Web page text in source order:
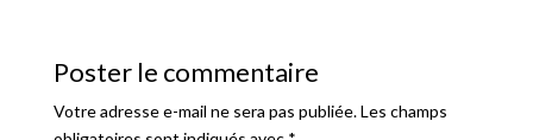
Poster le commentaire
Votre adresse e-mail ne sera pas publiée.Les champs